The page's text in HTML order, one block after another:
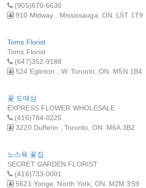
(905)670-6630
910 Midway , Mississauga, ON. L5T 1T9
Toms Florist
Toms Florist
(647)352-9188
524 Eglinton , W. Toronto, ON. M5N 1B4
꽃 도매상
EXPRESS FLOWER WHOLESALE
(416)784-0225
3220 Dufferin , Toronto, ON. M6A 3B2
노스욕 꽃집
SECRET GARDEN FLORIST
(416)733-0001
5621 Yonge, North York, ON. M2M 3S9